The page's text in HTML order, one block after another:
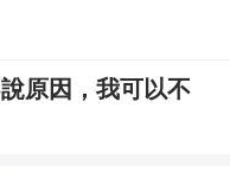
原因，我可以不